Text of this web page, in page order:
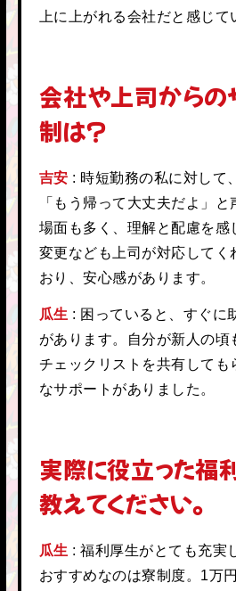
上に上がれる会社だと感じて
会社や上司からの
制は？
吉安
時短勤務の私に対して
「もう帰って大丈夫だよ」
場面も多く、理解と配慮を感
変更なども上司が対応してく
おり、安心感があります。
瓜生
困っていると、すぐに
があります。自分が新人の頃
チェックリストを共有しても
なサポートがありました。
実際に役立った福
教えてください。
瓜生
福利厚生がとても充実
おすすめなのは寮制度。1万